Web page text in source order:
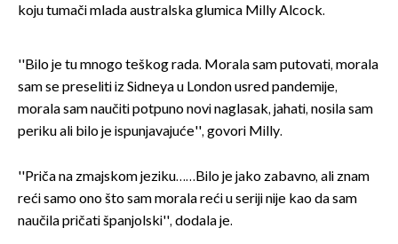
koju tumači mlada australska glumica Milly Alcock.
''Bilo je tu mnogo teškog rada. Morala sam putovati, morala
sam se preseliti iz Sidneya u London usred pandemije,
morala sam naučiti potpuno novi naglasak, jahati, nosila sam
periku ali bilo je ispunjavajuće'', govori Milly.
''Priča na zmajskom jeziku……Bilo je jako zabavno, ali znam
reći samo ono što sam morala reći u seriji nije kao da sam
naučila pričati španjolski'', dodala je.